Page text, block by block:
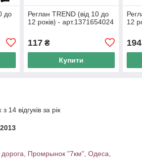
до
Реглан TREND (від 10 до
12 років) - арт.1371654024
117₴
Купити
12
194
14 відгуків за рік
Промрынок "7км", Одеса,